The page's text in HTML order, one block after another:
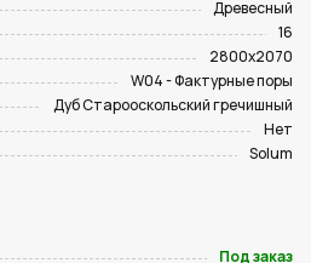
Древесный
16
2800х2070
W04 - Фактурные поры
Дуб Старооскольский гречишный
Нет
Solum
Под заказ